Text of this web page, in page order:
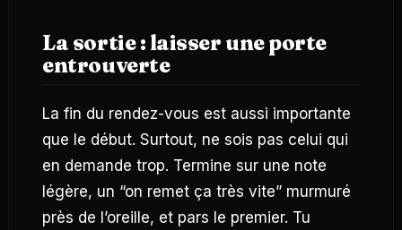
La sortie : laisser une porte
entrouverte
La fin du rendez-vous est aussi importante
que le début. Surtout, ne sois pas celui qui
en demande trop. Termine sur une note
légère, un “on remet ça très vite” murmuré
près de l’oreille, et pars le premier. Tu